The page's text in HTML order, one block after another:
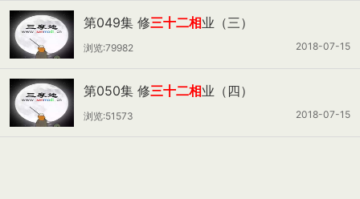
第049集 修三十二相业（三）
2018-07-15
浏览:79982
第050集 修三十二相业（四）
2018-07-15
浏览:51573